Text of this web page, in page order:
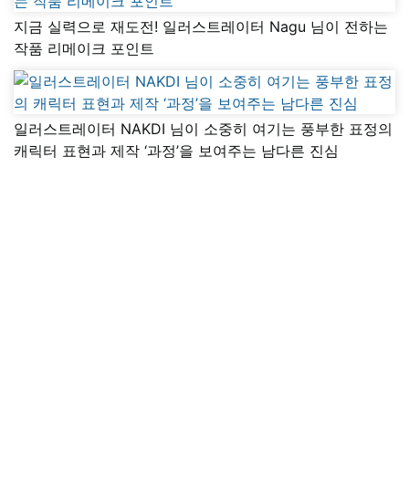
지금 실력으로 재도전! 일러스트레이터 Nagu 님이 전하는
작품 리메이크 포인트
일러스트레이터 NAKDI 님이 소중히 여기는 풍부한 표정의
캐릭터 표현과 제작 ‘과정’을 보여주는 남다른 진심